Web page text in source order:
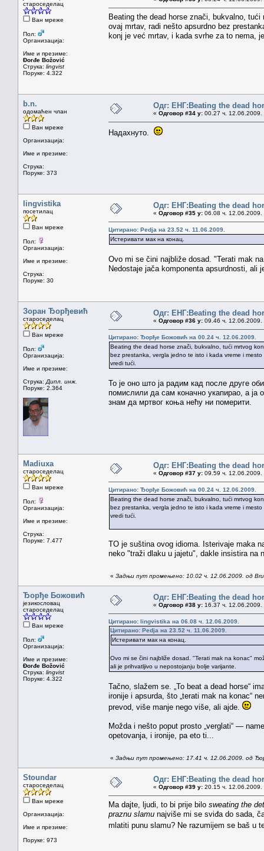
староседелац
Ван мреже
Пол:
Организација:
Име и презиме:
Đorđe Božović
Струка: lingvist
Поруке: 4.322
Beating the dead horse znači, bukvalno,
ovaj mrtav, radi nešto apsurdno bez
konj je već mrtav, i kada svrhe za to nema,
b.n.
одомаћен члан
Ван мреже
Организација:
Име и презиме:
Струка:
Поруке: 373
Одг: ЕНГ:Beating the dead
« Одговор #34 у: 00.27 ч. 12.06.2009.
Надахнуто.
lingvistika
посетилац
Ван мреже
Пол:
Организација:
Име и презиме:
Струка:
Поруке: 30
Одг: ЕНГ:Beating the dead
« Одговор #35 у: 06.08 ч. 12.06.2009.
Цитирано: Pedja на 23.52 ч. 11.06.2009.
Истеривати мак на конац.
Ovo mi se čini najbliže dosad. "Terati mak
Nedostaje jača komponenta apsurdnosti, ali
Зоран Ђорђевић
староседелац
Ван мреже
Пол:
Организација:
Име и презиме:
Струка: Дипл. инж.
Поруке: 2.364
Одг: ЕНГ:Beating the dead
« Одговор #36 у: 09.46 ч. 12.06.2009.
Цитирано: Ђорђе Божовић на 00.24 ч. 12.06.2009.
Beating the dead horse znači, bukvalno, tući mrtvog
bez prestanka, vergla jedno te isto i kada vreme i
vredi tući.
То је оно што ја радим кад после друге
помислили да сам коначно укапирао, а ја
знам да мртвог коња нећу ни померити.
Madiuxa
староседелац
Ван мреже
Пол:
Организација:
Име и презиме:
Струка:
Поруке: 7.477
Одг: ЕНГ:Beating the dead
« Одговор #37 у: 09.59 ч. 12.06.2009.
Цитирано: Ђорђе Божовић на 00.24 ч. 12.06.2009.
Beating the dead horse znači, bukvalno, tući mrtvog
bez prestanka, vergla jedno te isto i kada vreme i
vredi tući.
TO je suština ovog idioma. Isterivaje maka
neko "traži dlaku u jajetu", dakle insistira na
« Задњи пут промењено: 10.02 ч. 12.06.2009. од
Ђорђе Божовић
језикословац
староседелац
Ван мреже
Пол:
Организација:
Име и презиме:
Đorđe Božović
Струка: lingvist
Поруке: 4.322
Одг: ЕНГ:Beating the dead
« Одговор #38 у: 16.37 ч. 12.06.2009.
Цитирано: lingvistika на 06.08 ч. 12.06.2009.
Цитирано: Pedja на 23.52 ч. 11.06.2009.
Истеривати мак на конац.
Ovo mi se čini najbliže dosad. "Terati mak na konac"
ali je prihvatljivo u nepostojanju bolje varijante.
Tačno, slažem se. „To beat a dead horse“
ironije i apsurda, što „terati mak na konac“
prevod, više manje nego više, ali ajde.
Možda i nešto poput prosto „verglati“ —
opetovanja, i ironije, pa eto ti...
« Задњи пут промењено: 17.41 ч. 12.06.2009. од
Stoundar
староседелац
Ван мреже
Организација:
Име и презиме:
Поруке: 973
Одг: ЕНГ:Beating the dead
« Одговор #39 у: 20.15 ч. 12.06.2009.
Ma dajte, ljudi, to bi prije bilo sweating the
praznu slamu najviše mi se sviđa do sada,
mlatiti punu slamu? Ne razumijem se baš u